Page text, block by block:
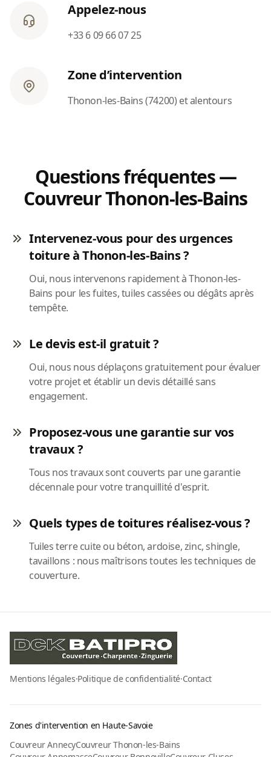
Appelez-nous
+33 6 09 66 07 25
Zone d’intervention
Thonon-les-Bains (74200) et alentours
Questions fréquentes —
Couvreur Thonon-les-Bains
Intervenez-vous pour des urgences
toiture à Thonon-les-Bains ?
Oui, nous intervenons rapidement à Thonon-les-
Bains pour les fuites, tuiles cassées ou dégâts après
tempête.
Le devis est-il gratuit ?
Oui, nous nous déplaçons gratuitement pour évaluer
votre projet et établir un devis détaillé sans
engagement.
Proposez-vous une garantie sur vos
travaux ?
Tous nos travaux sont couverts par une garantie
décennale pour votre tranquillité d'esprit.
Quels types de toitures réalisez-vous ?
Tuiles terre cuite ou béton, ardoise, zinc, shingle,
tavaillons : nous maîtrisons toutes les techniques de
couverture.
Mentions légales·Politique de confidentialité·Contact
Zones d'intervention en Haute-Savoie
Couvreur AnnecyCouvreur Thonon-les-Bains